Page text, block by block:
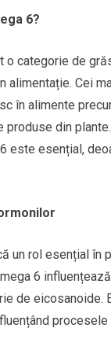
6?
o categorie de
alimentație. Cei
în alimente
produse din
este esențial,
un rol esențial în
6
de